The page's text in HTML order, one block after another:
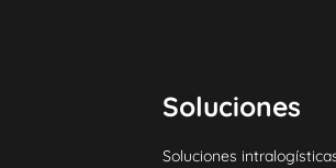
Soluciones
Soluciones